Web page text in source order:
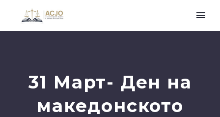
31 Март- Ден на
македонското